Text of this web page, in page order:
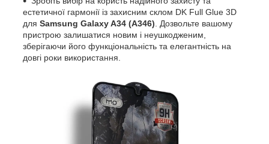
естетичної гармонії із захисним склом DK Full Glue 3D
для Samsung Galaxy A34 (A346) . Дозвольте вашому
пристрою залишатися новим і неушкодженим,
зберігаючи його функціональність та елегантність на
довгі роки використання.